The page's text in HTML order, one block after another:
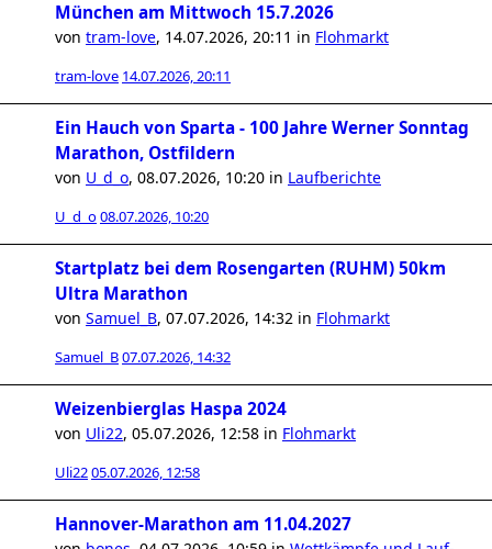
München am Mittwoch 15.7.2026
von tram-love, 14.07.2026, 20:11 in Flohmarkt
tram-love 14.07.2026, 20:11
Ein Hauch von Sparta - 100 Jahre Werner Sonntag
Marathon, Ostfildern
von U_d_o, 08.07.2026, 10:20 in Laufberichte
U_d_o08.07.2026, 10:20
Startplatz bei dem Rosengarten (RUHM) 50km
Ultra Marathon
von Samuel_B, 07.07.2026, 14:32 in Flohmarkt
Samuel_B07.07.2026, 14:32
Weizenbierglas Haspa 2024
von Uli22, 05.07.2026, 12:58 in Flohmarkt
Uli2205.07.2026, 12:58
Hannover-Marathon am 11.04.2027